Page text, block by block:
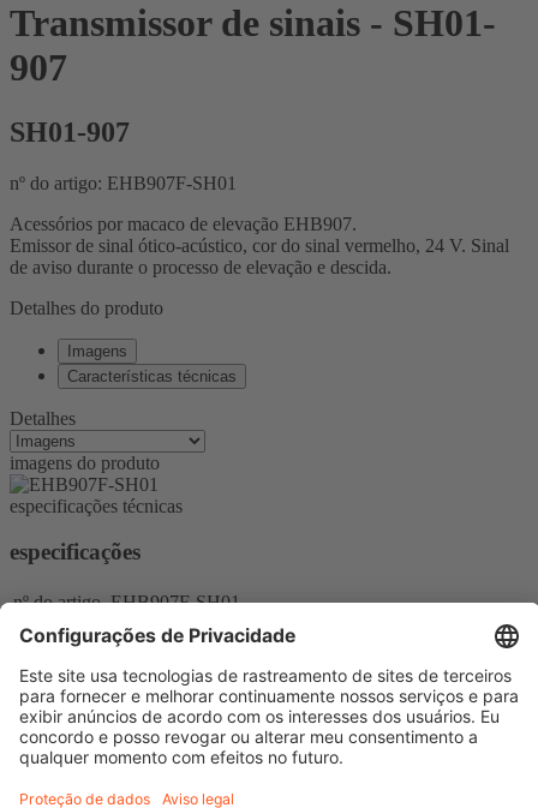
Transmissor de sinais - SH01-
907
SH01-907
nº do artigo: EHB907F-SH01
Acessórios por macaco de elevação EHB907.
Emissor de sinal ótico-acústico, cor do sinal vermelho, 24 V. Sinal
de aviso durante o processo de elevação e descida.
Detalhes do produto
Imagens
Características técnicas
Detalhes
imagens do produto
especificações técnicas
especificações
nº do artigo EHB907F-SH01
Contacte-nos
+49 (0)7441 92521-0
ou por e-mail
Finkbeiner do Brasil
Rua José Milton Pizzi 127 – APT 21
Itatiba – SP – Brasil